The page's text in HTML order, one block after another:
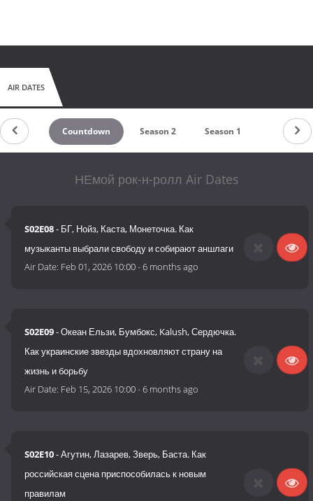
AIR DATES
Countdown Season 2 Season 1
НЕмой рок-н-ролл Air Dates
S02E08- БГ, Нойз, Каста, Монеточка. Как
музыканты выбрали свободу и собирают аншлаги
Air Date: Feb 01, 2026 10:00-6 months ago
S02E09- Океан Ельзи, Бумбокс, Kalush, Сердючка.
Как украинские звезды вдохновляют страну на
жизнь и борьбу
Air Date: Feb 15, 2026 10:00-6 months ago
S02E10- Агутин, Лазарев, Зверь, Баста. Как
российская сцена приспособилась к новым
правилам